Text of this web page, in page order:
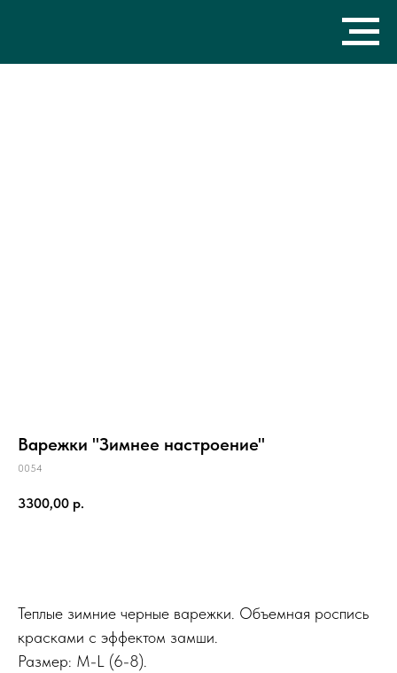
Варежки "Зимнее настроение"
0054
3300,00 р.
Теплые зимние черные варежки. Объемная роспись
красками с эффектом замши.
Размер: M-L (6-8).